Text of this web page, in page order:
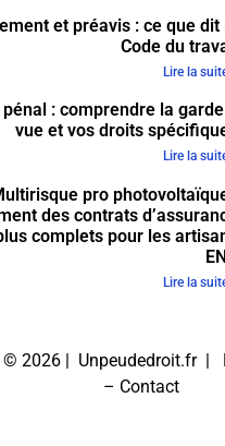
et préavis : ce que dit
Code du
Lire la
pénal : comprendre la
vue et vos droits
Lire la
pro
des contrats
complets pour les
Lire la
© 2026 | Unpeudedroit.fr |
– Contact